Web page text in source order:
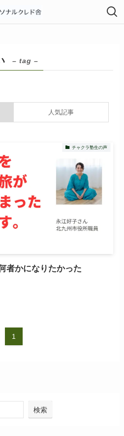
– tag –
人気記事
チャクラ塾生の声
者かになりたかった
1
検索